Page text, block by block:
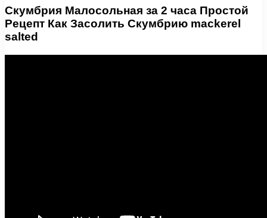
Скумбрия Малосольная за 2 часа Простой
Рецепт Как Засолить Скумбрию mackerel
salted